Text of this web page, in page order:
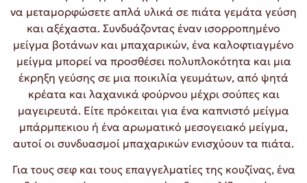
να μεταμορφώσετε απλά υλικά σε πιάτα γεμάτα γεύση
και αξέχαστα. Συνδυάζοντας έναν ισορροπημένο
μείγμα βοτάνων και μπαχαρικών, ένα καλοφτιαγμένο
μείγμα μπορεί να προσθέσει πολυπλοκότητα και μια
έκρηξη γεύσης σε μια ποικιλία γευμάτων, από ψητά
κρέατα και λαχανικά φούρνου μέχρι σούπες και
μαγειρευτά. Είτε πρόκειται για ένα καπνιστό μείγμα
μπάρμπεκιου ή ένα αρωματικό μεσογειακό μείγμα,
αυτοί οι συνδυασμοί μπαχαρικών ενισχύουν τα πιάτα.
Για τους σεφ και τους επαγγελματίες της κουζίνας, ένα